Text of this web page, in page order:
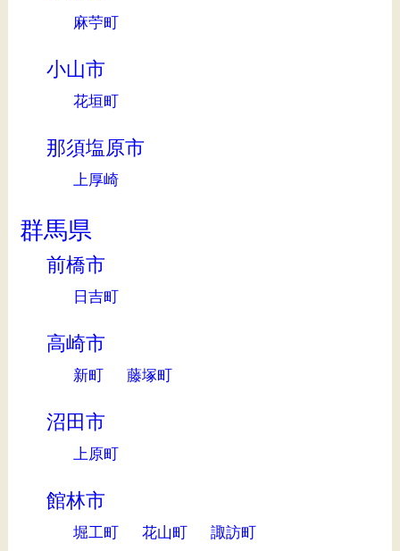
麻苧町
小山市
花垣町
那須塩原市
上厚崎
群馬県
前橋市
日吉町
高崎市
新町 藤塚町
沼田市
上原町
館林市
堀工町 花山町 諏訪町